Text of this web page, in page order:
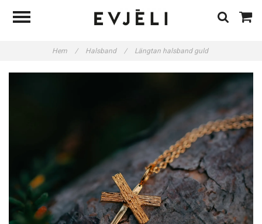
Hem / Halsband / Längtan halsband guld